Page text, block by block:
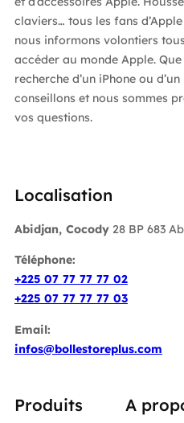
claviers… tous les fans
nous informons volontiers
accéder au monde Apple.
recherche d’un iPhone ou
conseillons et nous sommes
vos questions.
Localisation
Abidjan, Cocody28 BP 683
Téléphone:
+225 07 77 77 77 02
+225 07 77 77 77 03
Email:
infos@bollestoreplus.com
Produits A